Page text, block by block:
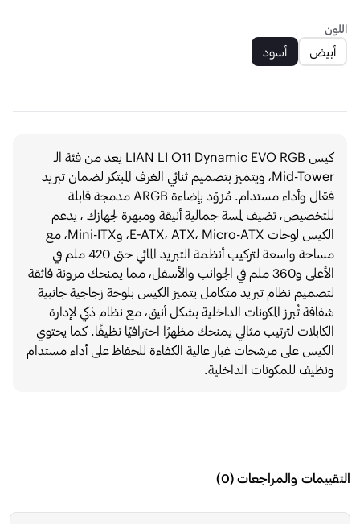
اللون
أبيض أسود
كيس LIAN LI O11 Dynamic EVO RGB يعد من فئة الـ
Mid-Tower، ويتميز بتصميم ثنائي الغرف المبتكر لضمان تبريد
فعّال وأداء مستدام. مُزوّد بإضاءة ARGB مدمجة قابلة
للتخصيص، تضيف لمسة جمالية أنيقة ومبهرة لجهازك ، يدعم
الكيس لوحات E-ATX، ATX، Micro-ATX، وMini-ITX، مع
مساحة واسعة لتركيب أنظمة التبريد المائي حتى 420 ملم في
الأعلى و360 ملم في الجوانب والأسفل، مما يمنحك مرونة فائقة
لتصميم نظام تبريد متكامل يتميز الكيس بلوحة زجاجية جانبية
شفافة تُبرز المكونات الداخلية بشكل أنيق، مع نظام ذكي لإدارة
الكابلات لترتيب مثالي يمنحك مظهرًا احترافيًا نظيفًا. كما يحتوي
الكيس على مرشحات غبار عالية الكفاءة للحفاظ على أداء مستدام
ونظيف للمكونات الداخلية.
التقييمات والمراجعات(
0
)